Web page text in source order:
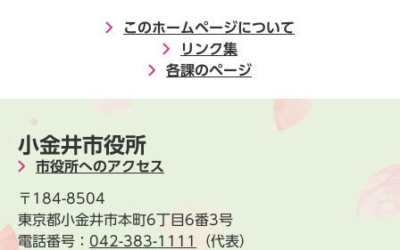
このホームページについて
リンク集
各課のページ
小金井市役所
市役所へのアクセス
〒184-8504
東京都小金井市本町6丁目6番3号
電話番号： 042-383-1111 （代表）